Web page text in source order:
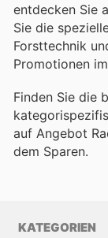
entdecken Sie
Sie die
Forsttechnik
Promotionen
Finden Sie die
auf Angebot
dem Sparen.
KATEGORIEN